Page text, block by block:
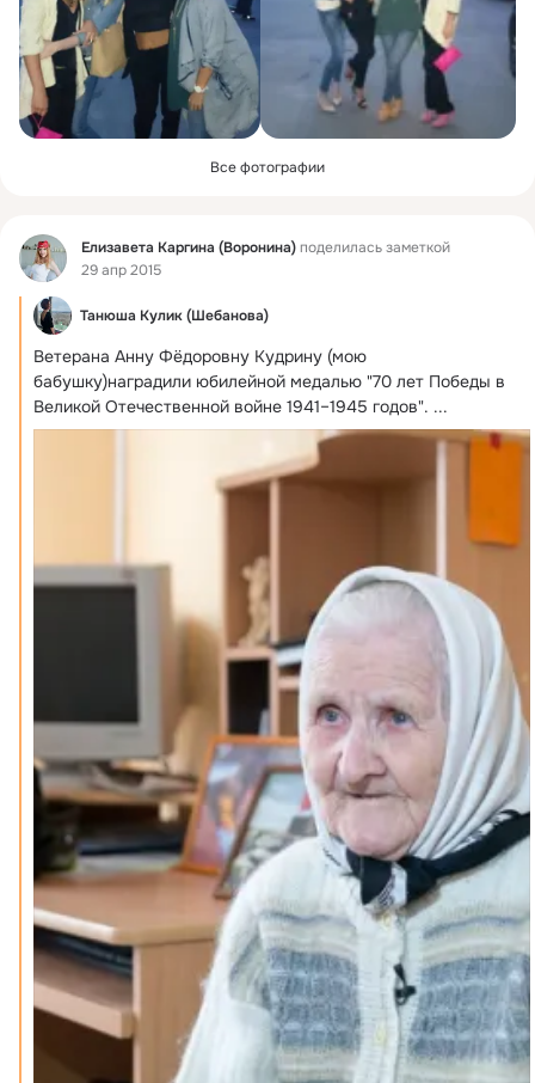
Все фотографии
Фид Елизавета Каргина (Воронина)поделилась заметкой
29 апр 2015
Танюша Кулик (Шебанова)
Ветерана Анну Фёдоровну Кудрину (мою
бабушку)наградили юбилейной медалью "70 лет Победы в
Великой Отечественной войне 1941–1945 годов". ...